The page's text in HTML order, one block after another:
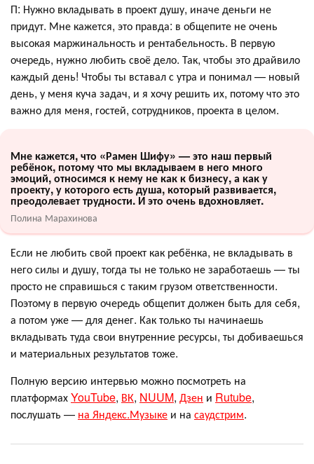
П: Нужно вкладывать в проект душу, иначе деньги не
придут. Мне кажется, это правда: в общепите не очень
высокая маржинальность и рентабельность. В первую
очередь, нужно любить своё дело. Так, чтобы это драйвило
каждый день! Чтобы ты вставал с утра и понимал — новый
день, у меня куча задач, и я хочу решить их, потому что это
важно для меня, гостей, сотрудников, проекта в целом.
Мне кажется, что «Рамен Шифу» — это наш первый
ребёнок, потому что мы вкладываем в него много
эмоций, относимся к нему не как к бизнесу, а как у
проекту, у которого есть душа, который развивается,
преодолевает трудности. И это очень вдохновляет.
Полина Марахинова
Если не любить свой проект как ребёнка, не вкладывать в
него силы и душу, тогда ты не только не заработаешь — ты
просто не справишься с таким грузом ответственности.
Поэтому в первую очередь общепит должен быть для себя,
а потом уже — для денег. Как только ты начинаешь
вкладывать туда свои внутренние ресурсы, ты добиваешься
и материальных результатов тоже.
Полную версию интервью можно посмотреть на
платформахYouTube, ВК, NUUM, Дзен и Rutube,
послушать — на Яндекс.Музыке и на саудстрим.